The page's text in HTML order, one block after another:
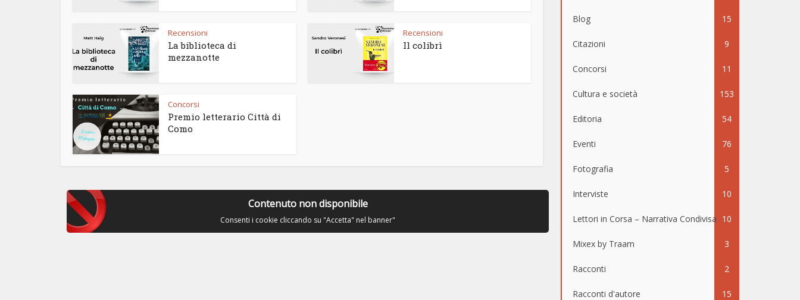
Recensioni
La biblioteca di
mezzanotte
Recensioni
Il colibrì
Concorsi
Premio letterario Città di
Como
Contenuto non disponibile
Consenti i cookie cliccando su "Accetta" nel banner"
Blog 15
Citazioni 9
Concorsi 11
Cultura e società 153
Editoria 54
Eventi 76
Fotografia 5
Interviste 10
Lettori in Corsa – Narrativa Condivisa 10
Mixex by Traam 3
Racconti 2
Racconti d'autore 15